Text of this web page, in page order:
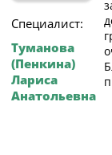
Специалист:
Туманова
(Пенкина)
Лариса
Анатольевна